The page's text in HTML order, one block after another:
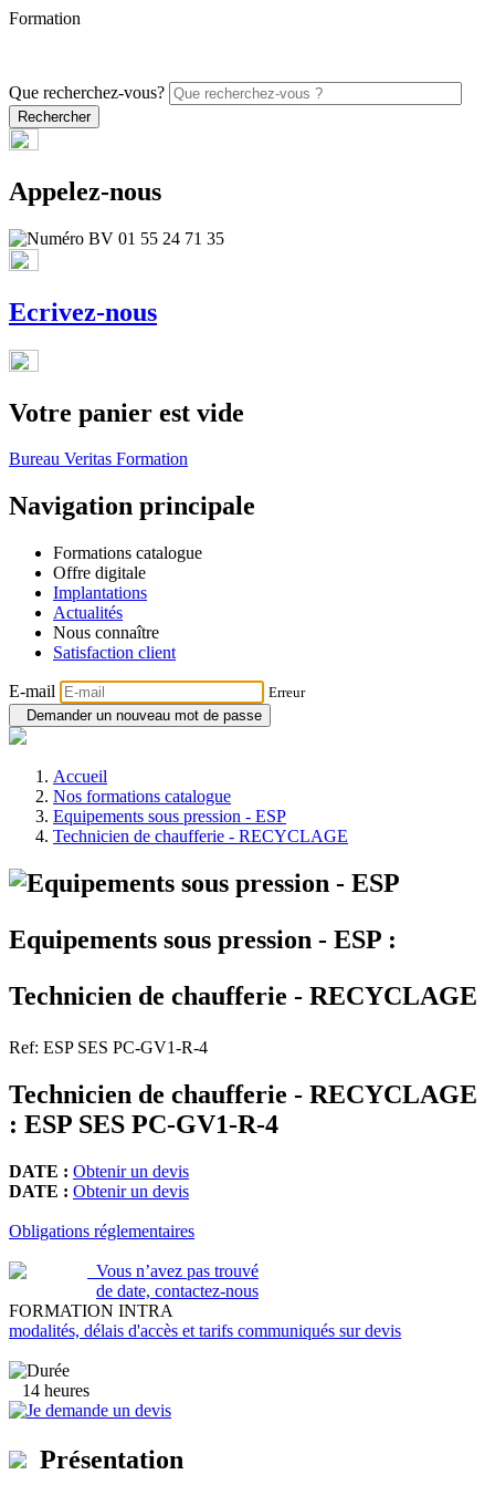
Formation
Que recherchez-vous?
Appelez-nous
Ecrivez-nous
Votre panier est vide
Bureau Veritas Formation
Navigation principale
Formations catalogue
Offre digitale
Implantations
Actualités
Nous connaître
Satisfaction client
E-mail
Erreur
Demander un nouveau mot de passe
Accueil
Nos formations catalogue
Equipements sous pression - ESP
Technicien de chaufferie - RECYCLAGE
Equipements sous pression - ESP :
Technicien de chaufferie - RECYCLAGE
Ref: ESP SES PC-GV1-R-4
Technicien de chaufferie - RECYCLAGE
: ESP SES PC-GV1-R-4
DATE : Obtenir un devis
DATE : Obtenir un devis
Obligations réglementaires
Vous n’avez pas trouvé
de date, contactez-nous
FORMATION INTRA
modalités, délais d'accès et tarifs communiqués sur devis
14 heures
Je demande un devis
Présentation